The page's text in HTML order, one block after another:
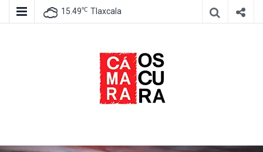
15.49℃ Tlaxcala
Cámara